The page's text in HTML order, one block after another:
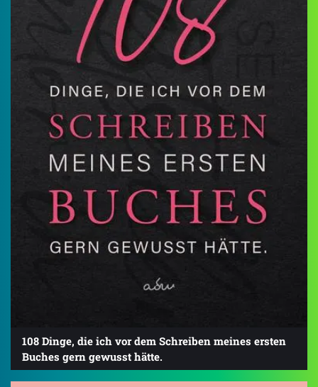
108 Dinge, die ich vor dem Schreiben meines ersten
Buches gern gewusst hätte.